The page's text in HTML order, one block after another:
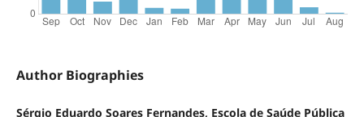
Author Biographies
Sérgio Eduardo Soares Fernandes, Escola de Saúde Pública